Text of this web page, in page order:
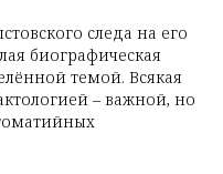
следа на его
биографическая
темой. Всякая
– важной, но